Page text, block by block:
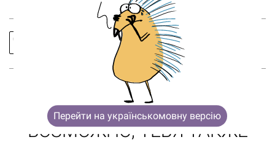
Спросить
про товар
ВОЗМОЖНО, ТЕБЯ ТАКЖЕ
Перейти на українськомовну версію
Корзина пуста